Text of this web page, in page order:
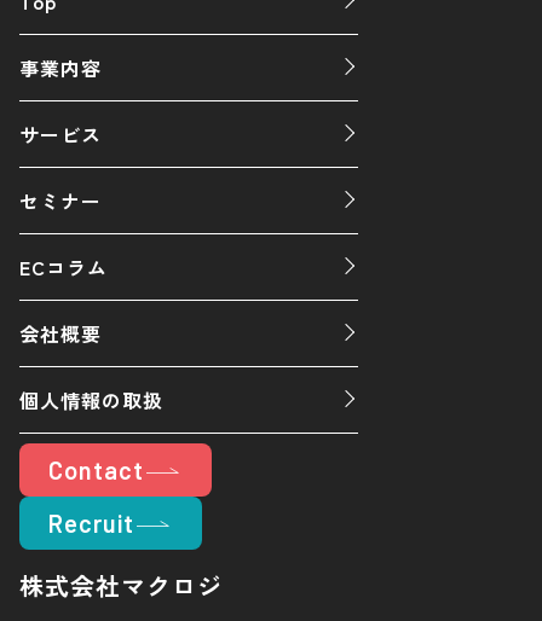
事業内容
サービス
セミナー
ECコラム
会社概要
個人情報の取扱
Contact
Recruit
株式会社マクロジ